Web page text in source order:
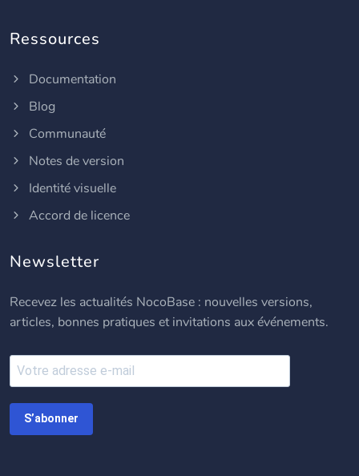
Ressources
Documentation
Blog
Communauté
Notes de version
Identité visuelle
Accord de licence
Newsletter
Recevez les actualités NocoBase : nouvelles versions,
articles, bonnes pratiques et invitations aux événements.
S’abonner